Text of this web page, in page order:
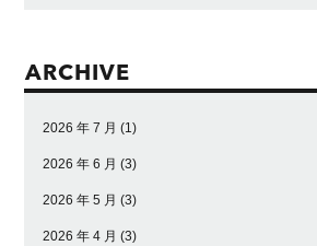
ARCHIVE
2026 年 7 月 (1)
2026 年 6 月 (3)
2026 年 5 月 (3)
2026 年 4 月 (3)